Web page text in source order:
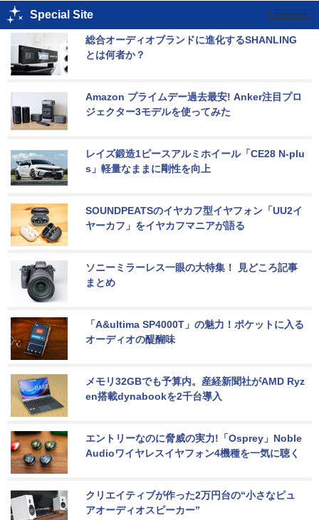
Special Site
総合オーディオブランドに進化するSHANLING
とは何者か？
Amazon プライムデー過去最安! Anker注目プロ
ジェクター3モデルを使ってみた
レイズ鍛造1ピースアルミホイール「CE28 N-plu
s」軽量なままに剛性を向上
SOUNDPEATSのイヤカフ型イヤフォン「UU2イ
ヤーカフ」をイヤカフマニアが語る
ソニーミラーレス一眼の大特集！ 見どころ記事
まとめ
「A&ultima SP4000T」の魅力！ポケットに入る
オーディオの醍醐味
メモリ32GBでも予算内。産経新聞社がAMD Ryz
en搭載dynabookを2千台導入
エントリーなのに脅威の実力!「Osprey」Noble
Audioワイヤレスイヤフォン4機種を一気に聴く
クリエイティブが作った2万円台の“小さなピュ
アオーディオスピーカー”